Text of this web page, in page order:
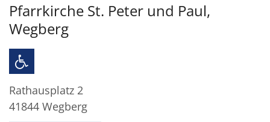
Pfarrkirche St. Peter und Paul,
Wegberg
Rathausplatz 2
41844 Wegberg